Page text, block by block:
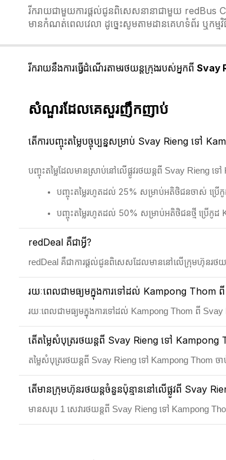
រីករាយជាមួយការផ្តល់ជូនពិសេសនានាជាមួយ redBus
មានកំណត់ពេលវេលា ដូច្នេះសូមតាមដានគេហទំព័រ ឬកម្ម
រីករាយនឹងការធ្វើដំណើរតាមរថយន្តក្រុងរបស់អ្នកពី Svay
សំណួរដែលគេសួរញឹកញាប់
តើការបញ្ចុះតម្លៃបច្ចុប្បន្នសម្រាប់ Svay Rieng ទៅ
បញ្ចុះតម្លៃដែលមានស្រាប់នៅលើផ្លូវរថយន្តពី Svay Rieng ទ
បញ្ចុះតម្លៃរហូតដល់ 25% សម្រាប់អតិថិជនចាស់ ប្រ
បញ្ចុះតម្លៃរហូតដល់ 50% សម្រាប់អតិថិជនថ្មី ប្រើកូ
redDeal គឺជាអ្វី?
redDeal គឺជាការផ្តល់ជូនពិសេសដែលមាននៅលើក្រុមហ៊ុនរថយ
រយៈពេលជាមធ្យមក្នុងការទៅដល់ Kampong Thom ពី
រយៈពេលជាមធ្យមក្នុងការទៅដល់ Kampong Thom ពី
តើតម្លៃសំបុត្ររថយន្តពី Svay Rieng ទៅ Kampong
តម្លៃសំបុត្ររថយន្តពី Svay Rieng ទៅ Kampong Thom ចា
តើមានក្រុមហ៊ុនរថយន្តចំនួនប៉ុន្មាននៅលើផ្លូវពី Svay
មានសរុប 1 សេវារថយន្តពី Svay Rieng ទៅ Kampong